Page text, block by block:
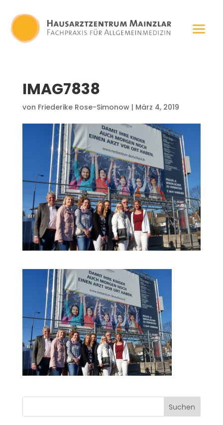
IMAG7838
von Friederike Rose-Simonow| März 4, 2019